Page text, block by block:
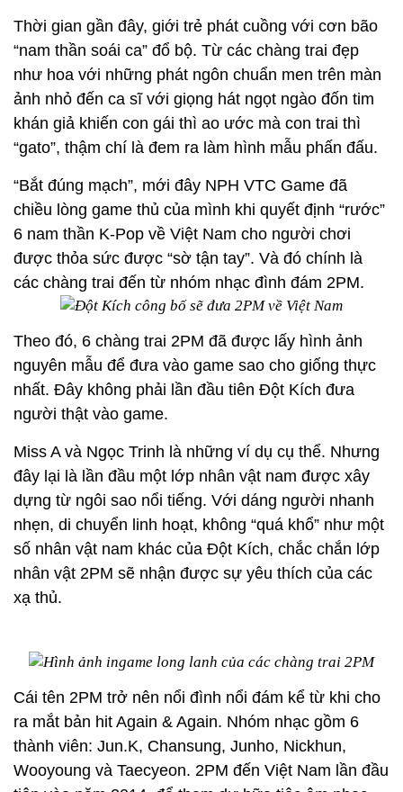
Thời gian gần đây, giới trẻ phát cuồng với cơn bão
“nam thần soái ca” đổ bộ. Từ các chàng trai đẹp
như hoa với những phát ngôn chuẩn men trên màn
ảnh nhỏ đến ca sĩ với giọng hát ngọt ngào đốn tim
khán giả khiến con gái thì ao ước mà con trai thì
“gato”, thậm chí là đem ra làm hình mẫu phấn đấu.
“Bắt đúng mạch”, mới đây NPH VTC Game đã
chiều lòng game thủ của mình khi quyết định “rước”
6 nam thần K-Pop về Việt Nam cho người chơi
được thỏa sức được “sờ tận tay”. Và đó chính là
các chàng trai đến từ nhóm nhạc đình đám 2PM.
Theo đó, 6 chàng trai 2PM đã được lấy hình ảnh
nguyên mẫu để đưa vào game sao cho giống thực
nhất. Đây không phải lần đầu tiên Đột Kích đưa
người thật vào game.
Miss A và Ngọc Trinh là những ví dụ cụ thể. Nhưng
đây lại là lần đầu một lớp nhân vật nam được xây
dựng từ ngôi sao nổi tiếng. Với dáng người nhanh
nhẹn, di chuyển linh hoạt, không “quá khổ” như một
số nhân vật nam khác của Đột Kích, chắc chắn lớp
nhân vật 2PM sẽ nhận được sự yêu thích của các
xạ thủ.
Cái tên 2PM trở nên nổi đình nổi đám kể từ khi cho
ra mắt bản hit Again & Again. Nhóm nhạc gồm 6
thành viên: Jun.K, Chansung, Junho, Nickhun,
Wooyoung và Taecyeon. 2PM đến Việt Nam lần đầu